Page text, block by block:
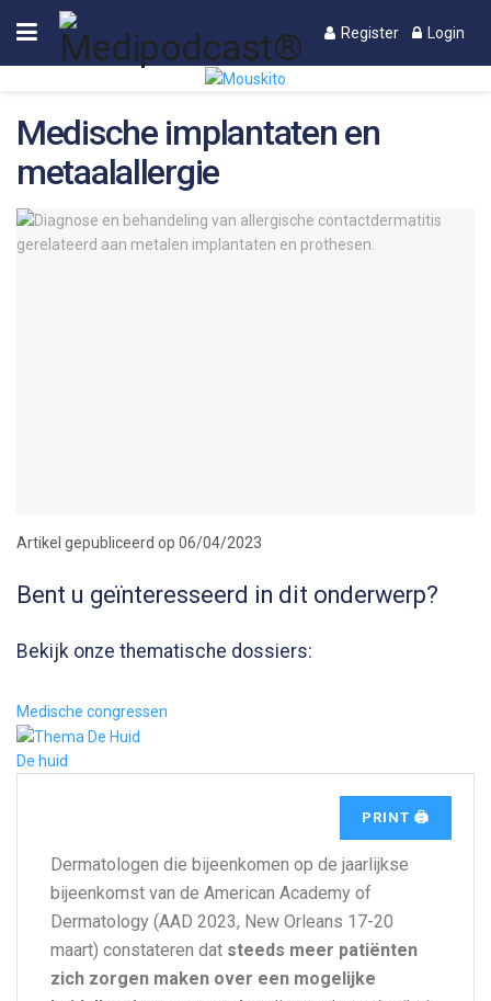
Register Login
Medische implantaten en
metaalallergie
Artikel gepubliceerd op 06/04/2023
Bent u geïnteresseerd in dit onderwerp?
Bekijk onze thematische dossiers:
Medische congressen
De huid
PRINT 🖨
Dermatologen die bijeenkomen op de jaarlijkse
bijeenkomst van de American Academy of
Dermatology (AAD 2023, New Orleans 17-20
maart) constateren dat steeds meer patiënten
zich zorgen maken over een mogelijke